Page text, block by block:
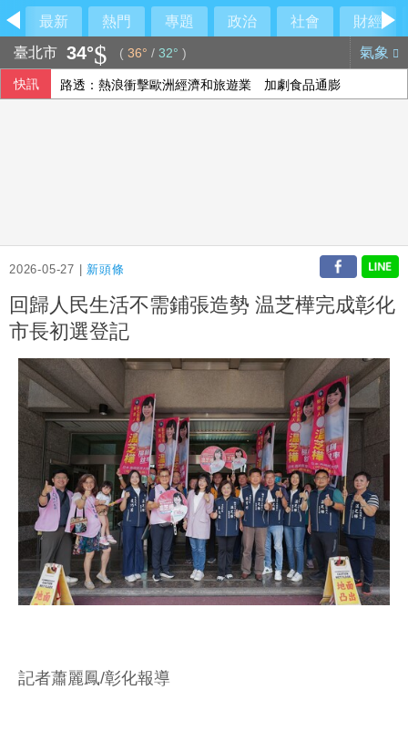
最新 熱門 專題 政治 社會
財經
臺北市 34° ( 36° / 32° ) 氣象
快訊 路透：熱浪衝擊歐洲經濟和旅遊業 加劇食品通膨
2026-05-27 | 新頭條
回歸人民生活不需鋪張造勢 温芝樺完成彰化
市長初選登記
記者蕭麗鳳/彰化報導